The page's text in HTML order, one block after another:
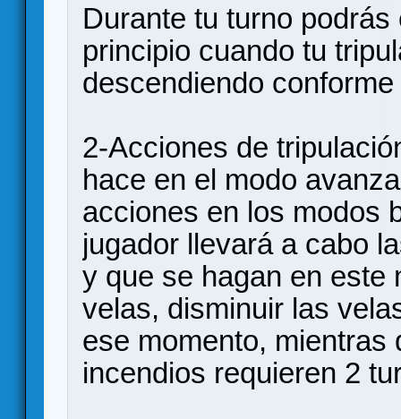
Durante tu turno
principio cuando tu
descendiendo
2-Acciones de
hace en el modo
acciones en los modos
jugador llevará a cabo
y que se hagan en este
velas, disminuir las
ese momento, mientras
incendios requieren 2